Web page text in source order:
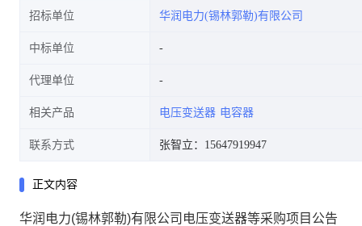
招标单位 华润电力(锡林郭勒)有限公司
中标单位
代理单位
相关产品 电压变送器 电容器
联系方式 张智立：15647919947
正文内容
华润电力(锡林郭勒)有限公司电压变送器等采购项目公告